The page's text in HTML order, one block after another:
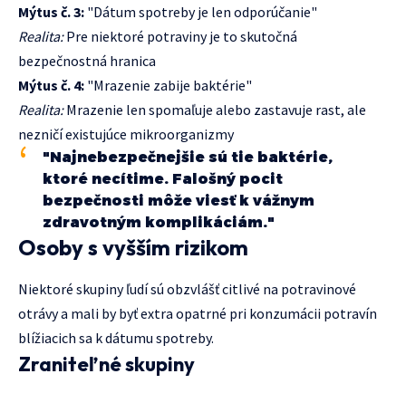
Mýtus č. 3: "Dátum spotreby je len odporúčanie"
Realita:Pre niektoré potraviny je to skutočná
bezpečnostná hranica
Mýtus č. 4: "Mrazenie zabije baktérie"
Realita:Mrazenie len spomaľuje alebo zastavuje rast, ale
nezničí existujúce mikroorganizmy
"Najnebezpečnejšie sú tie baktérie,
ktoré necítime. Falošný pocit
bezpečnosti môže viesť k vážnym
zdravotným komplikáciám."
Osoby s vyšším rizikom
Niektoré skupiny ľudí sú obzvlášť citlivé na potravinové
otrávy a mali by byť extra opatrné pri konzumácii potravín
blížiacich sa k dátumu spotreby.
Zraniteľné skupiny